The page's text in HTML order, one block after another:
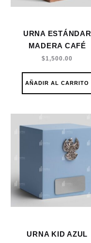
URNA ESTÁNDAR
MADERA CAFÉ
$1,500.00
AÑADIR AL CARRITO
URNA KID AZUL